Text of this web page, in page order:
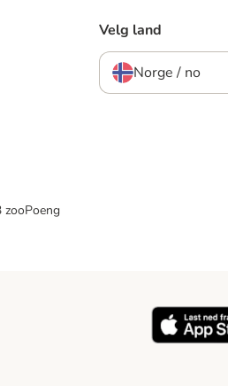
zooPoeng
Velg land
Norge / no